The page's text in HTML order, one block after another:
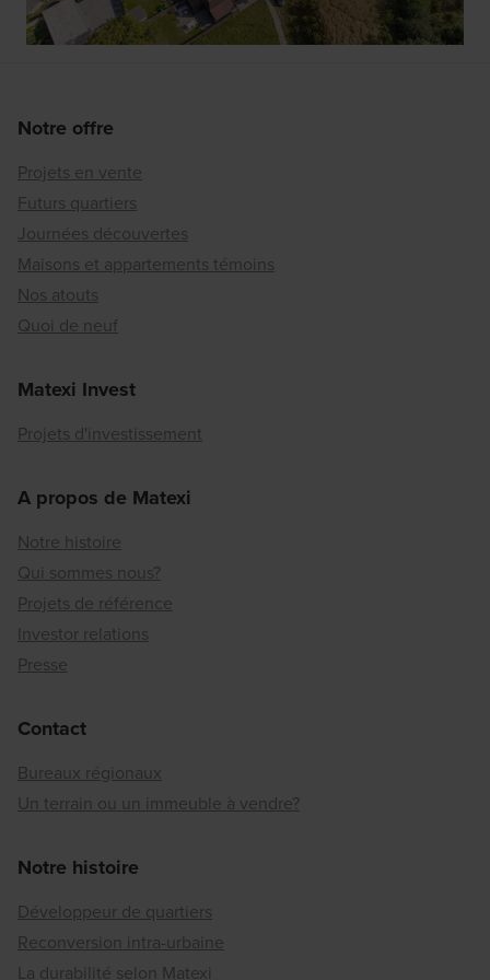
Notre offre
Projets en vente
Futurs quartiers
Journées découvertes
Maisons et appartements témoins
Nos atouts
Quoi de neuf
Matexi Invest
Projets d'investissement
A propos de Matexi
Notre histoire
Qui sommes nous?
Projets de référence
Investor relations
Presse
Contact
Bureaux régionaux
Un terrain ou un immeuble à vendre?
Notre histoire
Développeur de quartiers
Reconversion intra-urbaine
La durabilité selon Matexi